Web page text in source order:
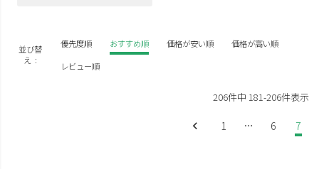
並び替
え
優先度順 おすすめ順 価格が安い順
価格が高い順
レビュー順
206件中 181-206件表示
1 … 6 7